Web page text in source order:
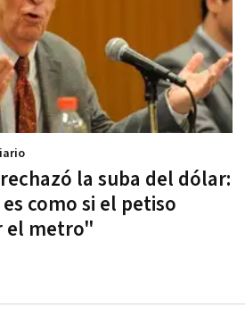
la suba del dólar:
como si el petiso
el metro"